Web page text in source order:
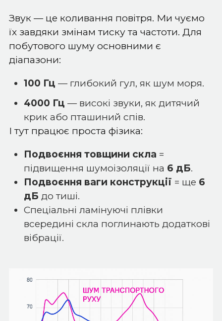
Звук — це коливання повітря. Ми чуємо
їх завдяки змінам тиску та частоти. Для
побутового шуму основними є
діапазони:
100 Гц — глибокий гул, як шум моря.
4000 Гц — високі звуки, як дитячий
крик або пташиний спів.
І тут працює проста фізика:
Подвоєння товщини скла =
підвищення шумоізоляції на 6 дБ.
Подвоєння ваги конструкції = ще 6
дБ до тиші.
Спеціальні ламінуючі плівки
всередині скла поглинають додаткові
вібрації.